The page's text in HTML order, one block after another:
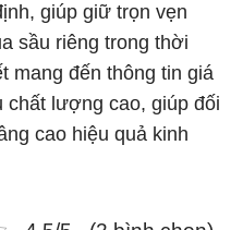
giúp giữ trọn vẹn
sầu riêng trong thời
mang đến thông tin giá
chất lượng cao, giúp đối
cao hiệu quả kinh